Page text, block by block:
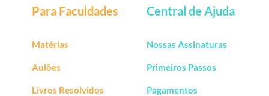
Para Faculdades
Matérias
Aulões
Livros Resolvidos
Central de Ajuda
Nossas Assinaturas
Primeiros Passos
Pagamentos